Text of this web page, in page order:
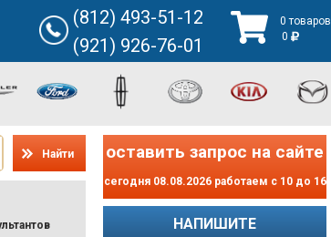
(812) 493-51-12
(921) 926-76-01
0 товаров
0
Найти оставить запрос на сайте
сегодня 08.08.2026 работаем с 10 до 16
НАПИШИТЕ